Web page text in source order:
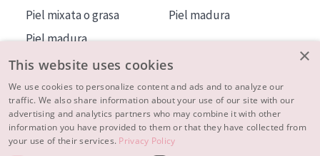
Piel mixata o grasa
Piel madura
Piel expuesta al sol
Piel menopáusica
Piel madura
MÁS SOBRE NOSOTROS
INSPIRACIÓN
×
This website uses cookies
We use cookies to personalize content and ads and to analyze our
traffic. We also share information about your use of our site with our
advertising and analytics partners who may combine it with other
information you have provided to them or that they have collected from
your use of their services. Privacy Policy